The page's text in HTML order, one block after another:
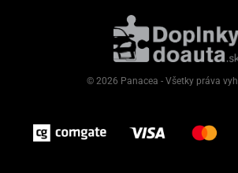
© 2026 Panacea - Všetky práva